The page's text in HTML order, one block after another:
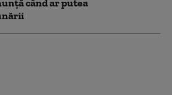
când ar putea